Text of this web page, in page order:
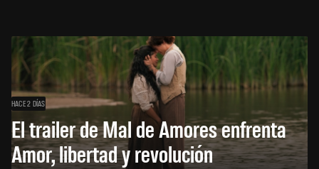
HACE 2 DÍAS
El trailer de Mal de Amores enfrenta
Amor, libertad y revolución